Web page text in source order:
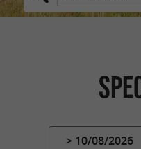
> 10/08/2026